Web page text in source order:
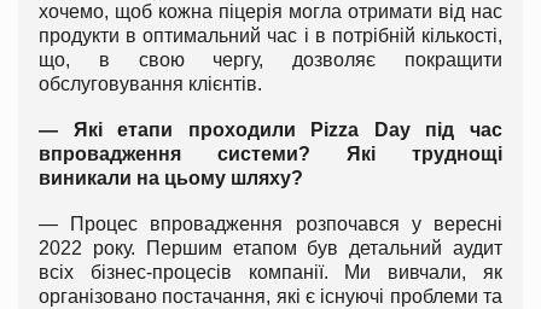
хочемо, щоб кожна піцерія могла отримати від нас
продукти в оптимальний час і в потрібній кількості,
що, в свою чергу, дозволяє покращити
обслуговування клієнтів.
— Які етапи проходили Pizza Day під час
впровадження системи? Які труднощі
виникали на цьому шляху?
— Процес впровадження розпочався у вересні
2022 року. Першим етапом був детальний аудит
всіх бізнес-процесів компанії. Ми вивчали, як
організовано постачання, які є існуючі проблеми та